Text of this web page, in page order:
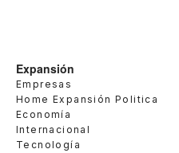
Expansión
Empresas
Home Expansión Politica
Economía
Internacional
Tecnología